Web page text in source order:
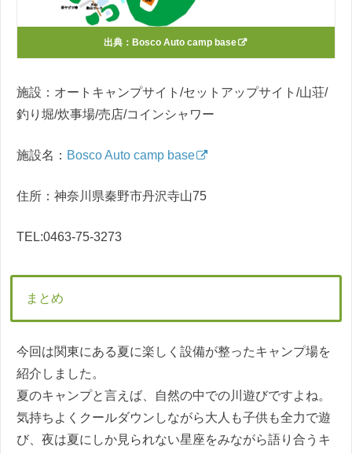
出典： Bosco Auto camp base
施設：オートキャンプサイト/セットアップサイト/山荘/
釣り堀/炊事場/売店/コインシャワー
施設名： Bosco Auto camp base
住所：神奈川県秦野市丹沢寺山75
TEL:0463-75-3273
まとめ
今回は関東にある夏に楽しく設備が整ったキャンプ場を
紹介しました。
夏のキャンプと言えば、自然の中での川遊びですよね。
気持ちよくクールダウンしながら大人も子供も全力で遊
び、夜は夏にしか見られない星座をみながら語り合うキ